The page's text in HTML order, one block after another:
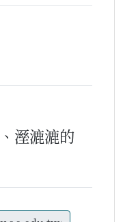
溼漉漉的